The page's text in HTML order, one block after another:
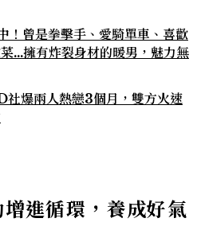
！曾是拳擊手、愛騎單車、喜歡
…擁有炸裂身材的暖男，魅力無
爆兩人熱戀3個月，雙方火速
進循環，養成好氣